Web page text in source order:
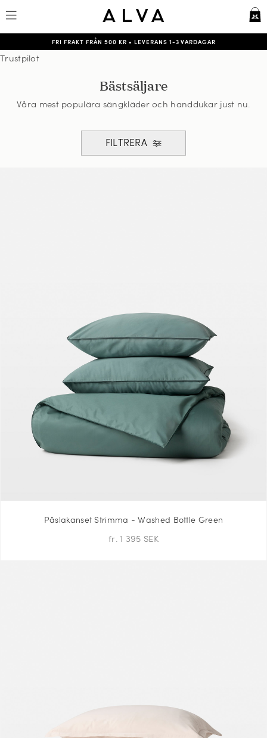
FRI FRAKT FRÅN 500 KR • LEVERANS 1-3 VARDAGAR
Trustpilot
Bästsäljare
Våra mest populära sängkläder och handdukar just nu.
FILTRERA
Påslakanset Strimma - Washed Bottle Green
fr. 1 395 SEK